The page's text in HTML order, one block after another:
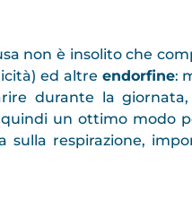
non è insolito che
ed altre endorfine:
durante la
un ottimo modo
respirazione,